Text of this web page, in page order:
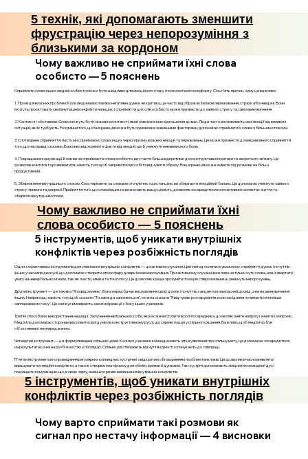
5 технік, які допомагають зменшити
фрустрацію через непорозуміння з
близькими за кордоном
Чому важливо не сприймати їхні слова
особисто — 5 пояснень
Сприймати слова інших людей особисто може бути шкідливо для емоційного стану і психологічного комфорту. Ось п’ять причин, чому це важливо:
1. Проекція власних проблем: Коли людина висловлює негативні думки чи критику, це часто відображає її власні переживання, страхи або невдачі. Вони
можуть проєктувати свої внутрішні конфлікти на інших, і сприйняття цих слів особисто може призвести до зайвого стресу та самозвинувачення.
2. Контекст і обставини: Слова можуть бути сказані в контексті, який зовсім не має відношення до вас. Люди часто висловлюють свої емоції під впливом
ситуацій, які їх турбують. Розуміння того, що їхня реакція може бути зумовлена зовнішніми факторами, допомагає сприймати їх слова з більшим спокоєм.
3. Спотворене сприйняття: Часто ми сприймаємо слова інших через призму власних емоцій та переживань. Це може призвести до викривленого сприйняття
того, що насправді сказано. Важливо відокремити факти від емоцій, щоб уникнути ненавмисного болю.
4. Покращення комунікації: Коли ви не сприймаєте слова особисто, ви стаєте більш відкритими до конструктивної критики та зворотного зв’язку. Це
дозволяє вчитися та розвиватися, замість того щоб закриватися в собі та відчувати образу. Ваша реакція може змінити хід розмови на більш
продуктивний.
5. Збереження внутрішнього спокою: Спостерігаючи за словами оточуючих з дистанцією, ви зберігаєте емоційний баланс. Це допомагає уникнути зайвого
стресу, тривоги та депресії. Прийняття того, що слова інших не визначають вашу цінність, дозволяє зосередитися на позитивних аспектах життя та
зберігати внутрішній спокій.
Чому важливо не сприймати їхні
слова особисто — 5 пояснень
5 інструментів, щоб уникати внутрішніх
конфліктів через розбіжність поглядів
Один з ефективних інструментів для уникнення внутрішніх конфліктів — це активне слухання. Цей метод полягає в уважному сприйнятті думок і почуттів
інших учасників дискусії, що допомагає створити атмосферу довіри і взаєморозуміння. При активному слуханні важливо не тільки чути слова, але й звертати
увагу на невербальні сигнали, такі як жести, міміка та тон голосу. Це дозволяє краще зрозуміти позицію співрозмовника і уникнути непорозумінь.
Другий інструмент — це техніка "Я-повідомлень". Вона передбачає висловлення своїх думок і почуттів з акцентом на власний досвід, а не на звинувачення
інших. Наприклад, замість того щоб сказати "Ти завжди запізнюєшся", можна сказати "Я відчуваю розчарування, коли засідання починається пізніше
запланованого часу". Це знижує ймовірність захисної реакції з боку інших учасників.
Третім способом є використання медіації. Залучення нейтральної особи, яка може виступити в ролі посередника, дозволяє зняти напругу і знайти компроміс.
Медіатор допомагає сторонам висловити свої думки в конструктивному руслі, що сприяє пошуку спільного рішення. Важливо, щоб медіатор був
об'єктивним і неупередженим.
Четвертий інструмент — це формулювання спільних цілей. Коли всі учасники команди мають чітке уявлення про спільну мету, це допомагає зосередитися
на результатах, а не на розбіжностях у поглядах. Спільні цілі створюють відчуття єдності і спонукають до співпраці.
П'ятим інструментом є проведення регулярних командних зустрічей з відкритим обговоренням проблем і викликів. Це дозволяє вчасно виявляти і
вирішувати потенційні конфлікти, а також створює платформу для обміну ідеями й думками. Такі зустрічі допомагають зміцнити командний дух і
покращити комунікацію, що, в свою чергу, зменшує ризик виникнення внутрішніх конфліктів.
5 інструментів, щоб уникати внутрішніх
конфліктів через розбіжність поглядів
Чому варто сприймати такі розмови як
сигнал про нестачу інформації — 4 висновки